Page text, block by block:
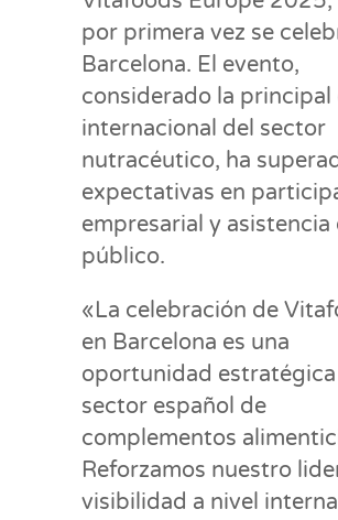
por primera vez se
Barcelona. El evento,
considerado la principal
internacional del sector
nutracéutico, ha
expectativas en
empresarial y asistencia
público.
«La celebración de
en Barcelona es una
oportunidad estratégica
sector español de
complementos
Reforzamos nuestro
visibilidad a nivel